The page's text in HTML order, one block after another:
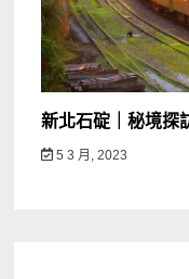
新北石碇｜秘境探
5 3 月, 2023